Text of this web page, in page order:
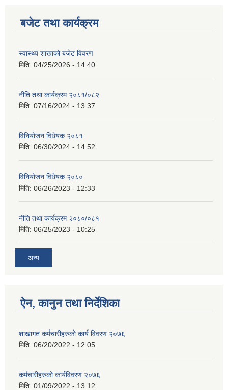
बजेट तथा कार्यक्रम
स्वास्थ्य शाखाको बजेट विवरण
मिति: 04/25/2026 - 14:40
नीति तथा कार्यक्रम २०८१/०८२
मिति: 07/16/2024 - 13:37
विनियोजन विधेयक २०८१
मिति: 06/30/2024 - 14:52
विनियोजन विधेयक २०८०
मिति: 06/26/2023 - 12:33
नीति तथा कार्यक्रम २०८०/०८१
मिति: 06/25/2023 - 10:25
अन्य
ऐन, कानुन तथा निर्देशिका
शाखागत कर्मचारीहरुको कार्य विवरण २०७६
मिति: 06/20/2022 - 12:05
कर्मचारीहरुको कार्यविवरण २०७६
मिति: 01/09/2022 - 13:12